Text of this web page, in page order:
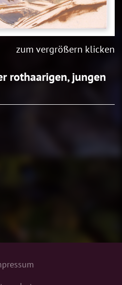
zum vergrößern klicken
rothaarigen, jungen